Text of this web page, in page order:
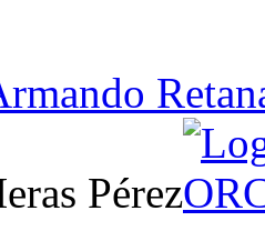
Pérez